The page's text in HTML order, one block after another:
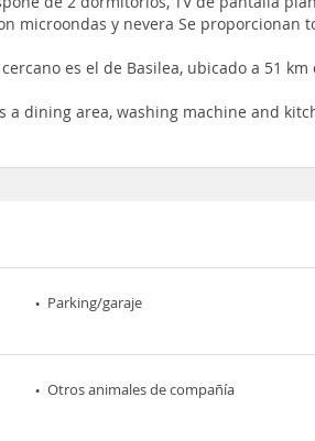
microondas y nevera Se proporcionan
es el de Basilea, ubicado a 51
a dining area, washing machine and
Parking/garaje
Otros animales de compañía